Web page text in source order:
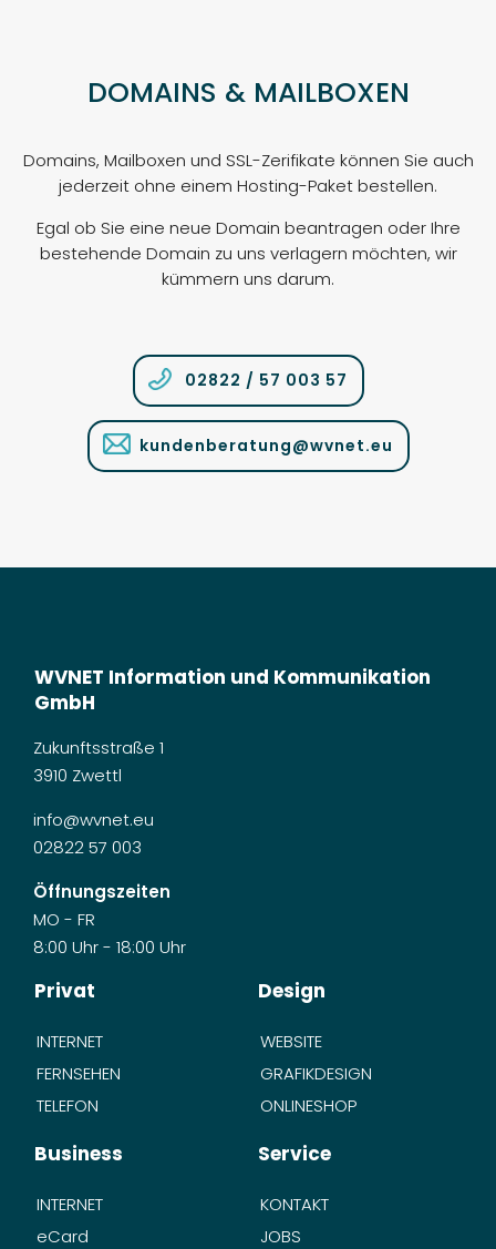
DOMAINS & MAILBOXEN
Domains, Mailboxen und SSL-Zerifikate können Sie auch
jederzeit ohne einem Hosting-Paket bestellen.
Egal ob Sie eine neue Domain beantragen oder Ihre
bestehende Domain zu uns verlagern möchten, wir
kümmern uns darum.
02822 / 57 003 57
kundenberatung@wvnet.eu
WVNET Information und Kommunikation
GmbH
Zukunftsstraße 1
3910 Zwettl
info@wvnet.eu
02822 57 003
Öffnungszeiten
MO - FR
8:00 Uhr - 18:00 Uhr
Privat
INTERNET
FERNSEHEN
TELEFON
Design
WEBSITE
GRAFIKDESIGN
ONLINESHOP
Business
INTERNET
eCard
Service
KONTAKT
JOBS